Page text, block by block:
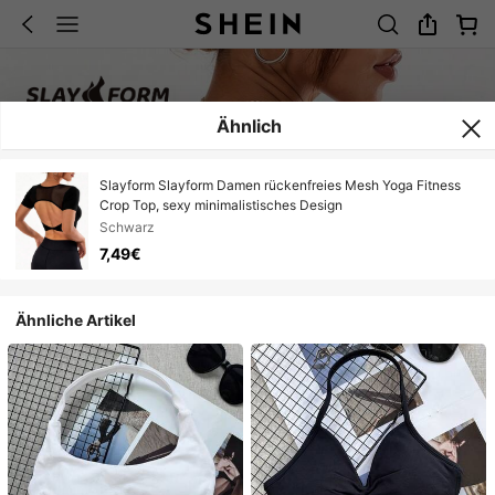
Ähnlich
Slayform Slayform Damen rückenfreies Mesh Yoga Fitness
Crop Top, sexy minimalistisches Design
Schwarz
7,49€
Ähnliche Artikel